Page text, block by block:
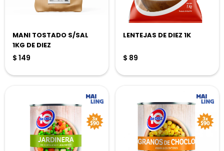
MANI TOSTADO S/SAL
1KG DE DIEZ
$ 149
LENTEJAS DE DIEZ 1K
$ 89